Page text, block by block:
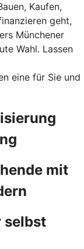
Kaufen,
geht,
Münchener
Wahl. Lassen
eine für Sie und
mit
selbst